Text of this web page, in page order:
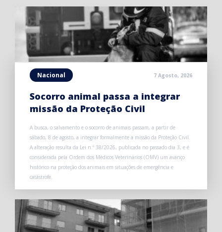
Nacional 7 Agosto, 2026
Socorro animal passa a integrar
missão da Proteção Civil
A busca, o salvamento e o socorro de animais passam, a partir de
sábado, 8 de agosto, a integrar formalmente a missão da Proteção Civil.
A alteração resulta da Lei n.º 38/2026, publicada no passado dia 3, e é
considerada pela Ordem dos Médicos Veterinários (OMV) um avanço
histórico na proteção dos animais em situações de emergência e
catástrofe.